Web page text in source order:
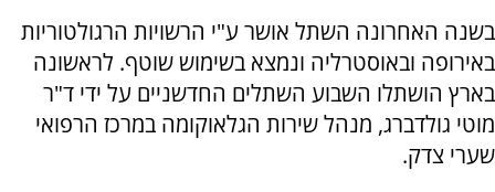
בשנה האחרונה השתל אושר ע"י הרשויות הרגולטוריות
באירופה ובאוסטרליה ונמצא בשימוש שוטף. לראשונה
בארץ הושתלו השבוע השתלים החדשניים על ידי ד"ר
מוטי גולדברג, מנהל שירות הגלאוקומה במרכז הרפואי
שערי צדק.